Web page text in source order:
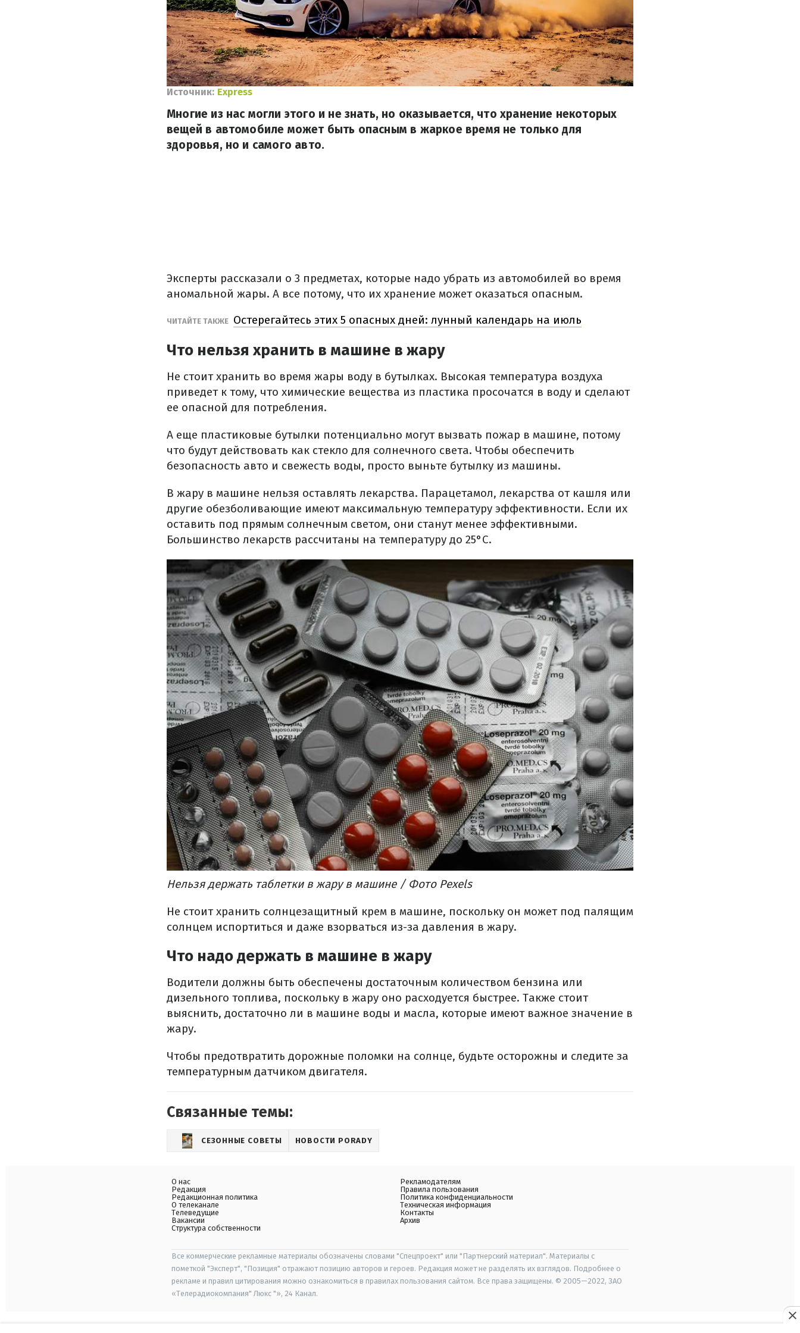
Источник: Express
Многие из нас могли этого и не знать, но оказывается, что хранение некоторых
вещей в автомобиле может быть опасным в жаркое время не только для
здоровья, но и самого авто.
Эксперты рассказали о 3 предметах, которые надо убрать из автомобилей во время
аномальной жары. А все потому, что их хранение может оказаться опасным.
ЧИТАЙТЕ ТАКЖЕ Остерегайтесь этих 5 опасных дней: лунный календарь на июль
Что нельзя хранить в машине в жару
Не стоит хранить во время жары воду в бутылках. Высокая температура воздуха
приведет к тому, что химические вещества из пластика просочатся в воду и сделают
ее опасной для потребления.
А еще пластиковые бутылки потенциально могут вызвать пожар в машине, потому
что будут действовать как стекло для солнечного света. Чтобы обеспечить
безопасность авто и свежесть воды, просто выньте бутылку из машины.
В жару в машине нельзя оставлять лекарства. Парацетамол, лекарства от кашля или
другие обезболивающие имеют максимальную температуру эффективности. Если их
оставить под прямым солнечным светом, они станут менее эффективными.
Большинство лекарств рассчитаны на температуру до 25°C.
Нельзя держать таблетки в жару в машине / Фото Pexels
Не стоит хранить солнцезащитный крем в машине, поскольку он может под палящим
солнцем испортиться и даже взорваться из-за давления в жару.
Что надо держать в машине в жару
Водители должны быть обеспечены достаточным количеством бензина или
дизельного топлива, поскольку в жару оно расходуется быстрее. Также стоит
выяснить, достаточно ли в машине воды и масла, которые имеют важное значение в
жару.
Чтобы предотвратить дорожные поломки на солнце, будьте осторожны и следите за
температурным датчиком двигателя.
Связанные темы:
СЕЗОННЫЕ СОВЕТЫ НОВОСТИ PORADY
О нас
Редакция
Редакционная политика
О телеканале
Телеведущие
Вакансии
Структура собственности
Рекламодателям
Правила пользования
Политика конфиденциальности
Техническая информация
Контакты
Архив
Все коммерческие рекламные материалы обозначены словами "Спецпроект" или "Партнерский материал". Материалы с
пометкой "Эксперт", "Позиция" отражают позицию авторов и героев. Редакция может не разделять их взглядов. Подробнее о
рекламе и правил цитирования можно ознакомиться в правилах пользования сайтом. Все права защищены. © 2005—2022, ЗАО
«Телерадиокомпания" Люкс "», 24 Канал.